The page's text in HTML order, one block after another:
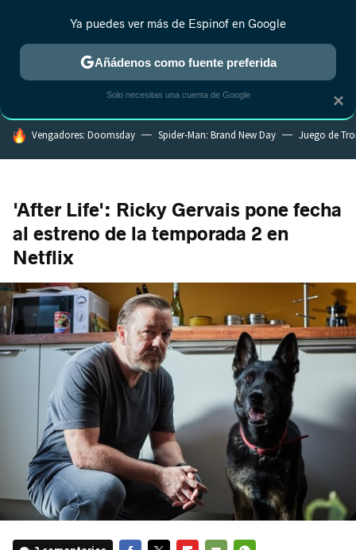
MENÚ NUEVO
ESTRENOS REALITY ANIME RANKINGS CINE
HOY SE HABLA DE
Vengadores: Doomsday Spider-Man: Brand New Day Juego de
'After Life': Ricky Gervais pone fecha
al estreno de la temporada 2 en
Netflix
×
Ya puedes ver más de Espinof en Google
Añádenos como fuente preferida
Solo necesitas una cuenta de Google